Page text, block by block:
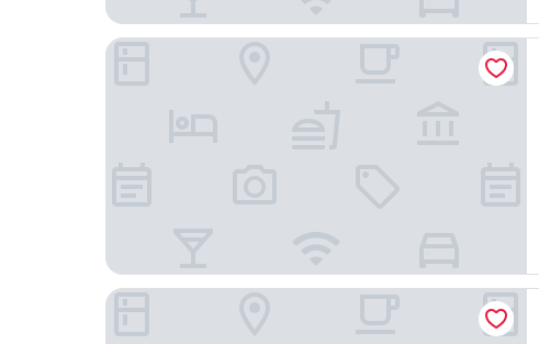
Abracadabra Boutique Hotel
Vila da Santa Hotel Boutique & Spa